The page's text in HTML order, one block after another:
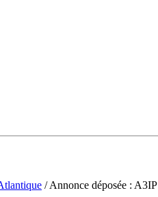
/ Annonce déposée : A3IP